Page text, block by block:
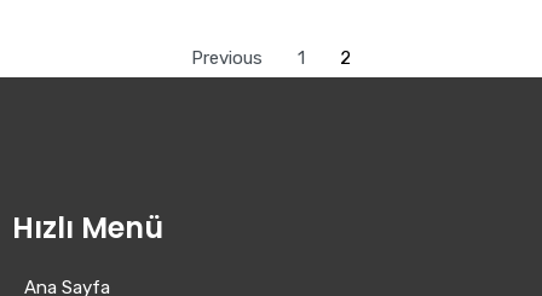
Previous 1 2
Hızlı Menü
Ana Sayfa